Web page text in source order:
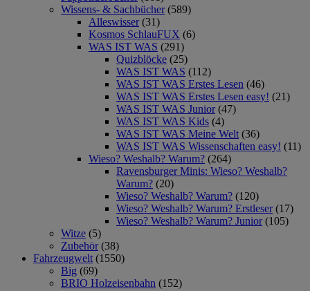
Wissens- & Sachbücher (589)
Alleswisser (31)
Kosmos SchlauFUX (6)
WAS IST WAS (291)
Quizblöcke (25)
WAS IST WAS (112)
WAS IST WAS Erstes Lesen (46)
WAS IST WAS Erstes Lesen easy! (21)
WAS IST WAS Junior (47)
WAS IST WAS Kids (4)
WAS IST WAS Meine Welt (36)
WAS IST WAS Wissenschaften easy! (11)
Wieso? Weshalb? Warum? (264)
Ravensburger Minis: Wieso? Weshalb?
Warum? (20)
Wieso? Weshalb? Warum? (120)
Wieso? Weshalb? Warum? Erstleser (17)
Wieso? Weshalb? Warum? Junior (105)
Witze (5)
Zubehör (38)
Fahrzeugwelt (1550)
Big (69)
BRIO Holzeisenbahn (152)